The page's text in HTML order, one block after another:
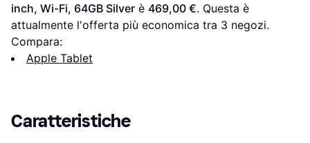
inch, Wi-Fi, 64GB Silver è 469,00 €. Questa è
attualmente l'offerta più economica tra 3 negozi.
Compara:
Apple Tablet
Caratteristiche